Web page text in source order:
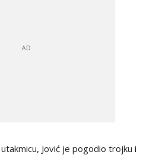
Jović je pogodio trojku i